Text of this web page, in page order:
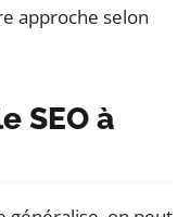
approche selon
SEO à